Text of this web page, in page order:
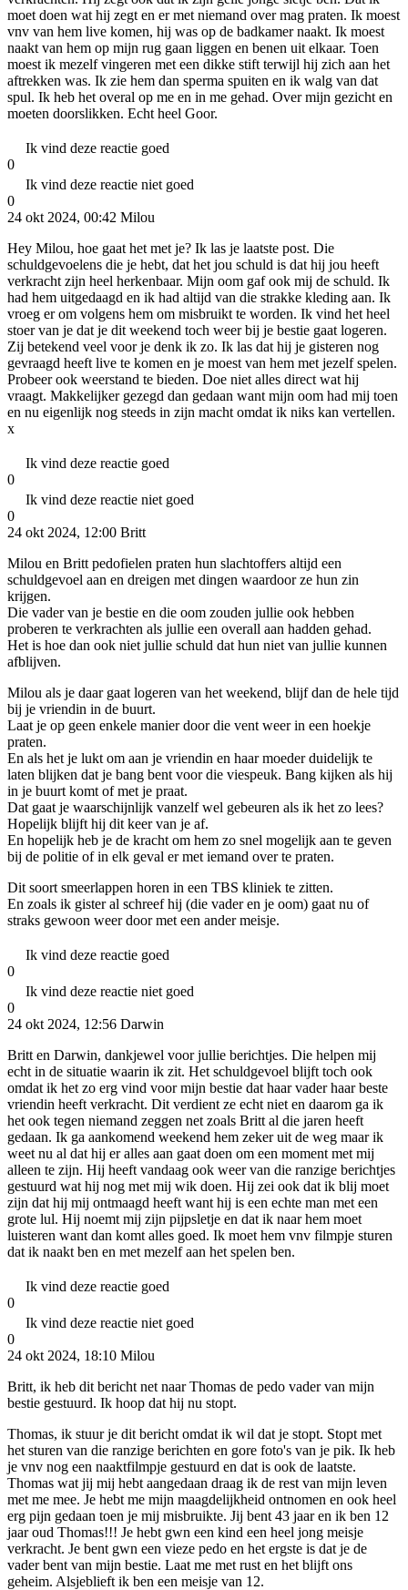
moet doen wat hij zegt en er met niemand over mag praten. Ik moest
vnv van hem live komen, hij was op de badkamer naakt. Ik moest
naakt van hem op mijn rug gaan liggen en benen uit elkaar. Toen
moest ik mezelf vingeren met een dikke stift terwijl hij zich aan het
aftrekken was. Ik zie hem dan sperma spuiten en ik walg van dat
spul. Ik heb het overal op me en in me gehad. Over mijn gezicht en
moeten doorslikken. Echt heel Goor.
Ik vind deze reactie goed
0
Ik vind deze reactie niet goed
0
24 okt 2024, 00:42 Milou
Hey Milou, hoe gaat het met je? Ik las je laatste post. Die
schuldgevoelens die je hebt, dat het jou schuld is dat hij jou heeft
verkracht zijn heel herkenbaar. Mijn oom gaf ook mij de schuld. Ik
had hem uitgedaagd en ik had altijd van die strakke kleding aan. Ik
vroeg er om volgens hem om misbruikt te worden. Ik vind het heel
stoer van je dat je dit weekend toch weer bij je bestie gaat logeren.
Zij betekend veel voor je denk ik zo. Ik las dat hij je gisteren nog
gevraagd heeft live te komen en je moest van hem met jezelf spelen.
Probeer ook weerstand te bieden. Doe niet alles direct wat hij
vraagt. Makkelijker gezegd dan gedaan want mijn oom had mij toen
en nu eigenlijk nog steeds in zijn macht omdat ik niks kan vertellen.
x
Ik vind deze reactie goed
0
Ik vind deze reactie niet goed
0
24 okt 2024, 12:00 Britt
Milou en Britt pedofielen praten hun slachtoffers altijd een
schuldgevoel aan en dreigen met dingen waardoor ze hun zin
krijgen.
Die vader van je bestie en die oom zouden jullie ook hebben
proberen te verkrachten als jullie een overall aan hadden gehad.
Het is hoe dan ook niet jullie schuld dat hun niet van jullie kunnen
afblijven.
Milou als je daar gaat logeren van het weekend, blijf dan de hele tijd
bij je vriendin in de buurt.
Laat je op geen enkele manier door die vent weer in een hoekje
praten.
En als het je lukt om aan je vriendin en haar moeder duidelijk te
laten blijken dat je bang bent voor die viespeuk. Bang kijken als hij
in je buurt komt of met je praat.
Dat gaat je waarschijnlijk vanzelf wel gebeuren als ik het zo lees?
Hopelijk blijft hij dit keer van je af.
En hopelijk heb je de kracht om hem zo snel mogelijk aan te geven
bij de politie of in elk geval er met iemand over te praten.
Dit soort smeerlappen horen in een TBS kliniek te zitten.
En zoals ik gister al schreef hij (die vader en je oom) gaat nu of
straks gewoon weer door met een ander meisje.
Ik vind deze reactie goed
0
Ik vind deze reactie niet goed
0
24 okt 2024, 12:56 Darwin
Britt en Darwin, dankjewel voor jullie berichtjes. Die helpen mij
echt in de situatie waarin ik zit. Het schuldgevoel blijft toch ook
omdat ik het zo erg vind voor mijn bestie dat haar vader haar beste
vriendin heeft verkracht. Dit verdient ze echt niet en daarom ga ik
het ook tegen niemand zeggen net zoals Britt al die jaren heeft
gedaan. Ik ga aankomend weekend hem zeker uit de weg maar ik
weet nu al dat hij er alles aan gaat doen om een moment met mij
alleen te zijn. Hij heeft vandaag ook weer van die ranzige berichtjes
gestuurd wat hij nog met mij wik doen. Hij zei ook dat ik blij moet
zijn dat hij mij ontmaagd heeft want hij is een echte man met een
grote lul. Hij noemt mij zijn pijpsletje en dat ik naar hem moet
luisteren want dan komt alles goed. Ik moet hem vnv filmpje sturen
dat ik naakt ben en met mezelf aan het spelen ben.
Ik vind deze reactie goed
0
Ik vind deze reactie niet goed
0
24 okt 2024, 18:10 Milou
Britt, ik heb dit bericht net naar Thomas de pedo vader van mijn
bestie gestuurd. Ik hoop dat hij nu stopt.
Thomas, ik stuur je dit bericht omdat ik wil dat je stopt. Stopt met
het sturen van die ranzige berichten en gore foto's van je pik. Ik heb
je vnv nog een naaktfilmpje gestuurd en dat is ook de laatste.
Thomas wat jij mij hebt aangedaan draag ik de rest van mijn leven
met me mee. Je hebt me mijn maagdelijkheid ontnomen en ook heel
erg pijn gedaan toen je mij misbruikte. Jij bent 43 jaar en ik ben 12
jaar oud Thomas!!! Je hebt gwn een kind een heel jong meisje
verkracht. Je bent gwn een vieze pedo en het ergste is dat je de
vader bent van mijn bestie. Laat me met rust en het blijft ons
geheim. Alsjeblieft ik ben een meisje van 12.